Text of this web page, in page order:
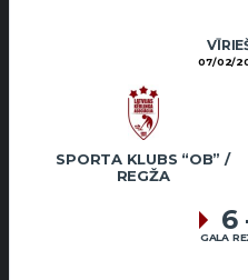
07/02/
SPORTA KLUBS “OB” /
REGŽA
6
GALA